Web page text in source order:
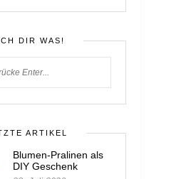
DIR WAS!
ARTIKEL
Blumen-Pralinen als
DIY Geschenk